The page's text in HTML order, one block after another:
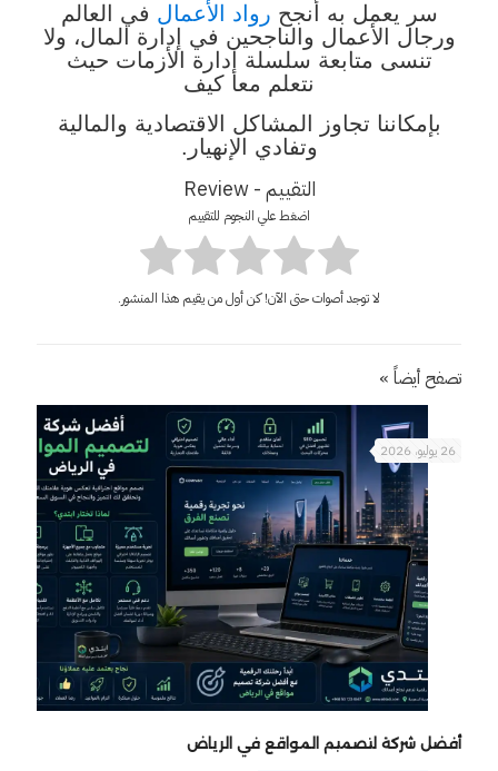
سر يعمل به أنجح رواد الأعمال في العالم
ورجال الأعمال والناجحين في إدارة المال، ولا
تنسى متابعة سلسلة إدارة الأزمات حيث
نتعلم معا كيف
بإمكاننا تجاوز المشاكل الاقتصادية والمالية
وتفادي الإنهيار.
التقييم - Review
اضغط علي النجوم للتقييم
لا توجد أصوات حتى الآن! كن أول من يقيم هذا المنشور.
تصفح أيضاً »
26 يوليو، 2026
أفضل شركة لتصميم المواقع في الرياض